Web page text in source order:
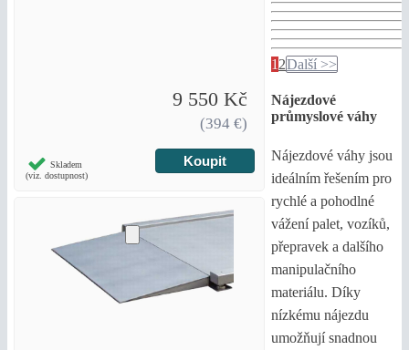
9 550 Kč
(394 €)
Skladem
(viz. dostupnost)
12Další >>
Nájezdové
průmyslové váhy
Nájezdové váhy jsou
ideálním řešením pro
rychlé a pohodlné
vážení palet, vozíků,
přepravek a dalšího
manipulačního
materiálu. Díky
nízkému nájezdu
umožňují snadnou